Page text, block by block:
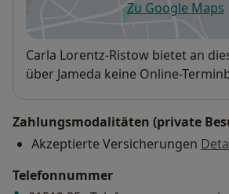
Zu Google Maps
öffnet in
Verfügbarkeit
Carla Lorentz-Ristow bietet an
über Jameda keine Online-
Zahlungsmodalitäten (private
Akzeptierte Versicherungen
Telefonnummer